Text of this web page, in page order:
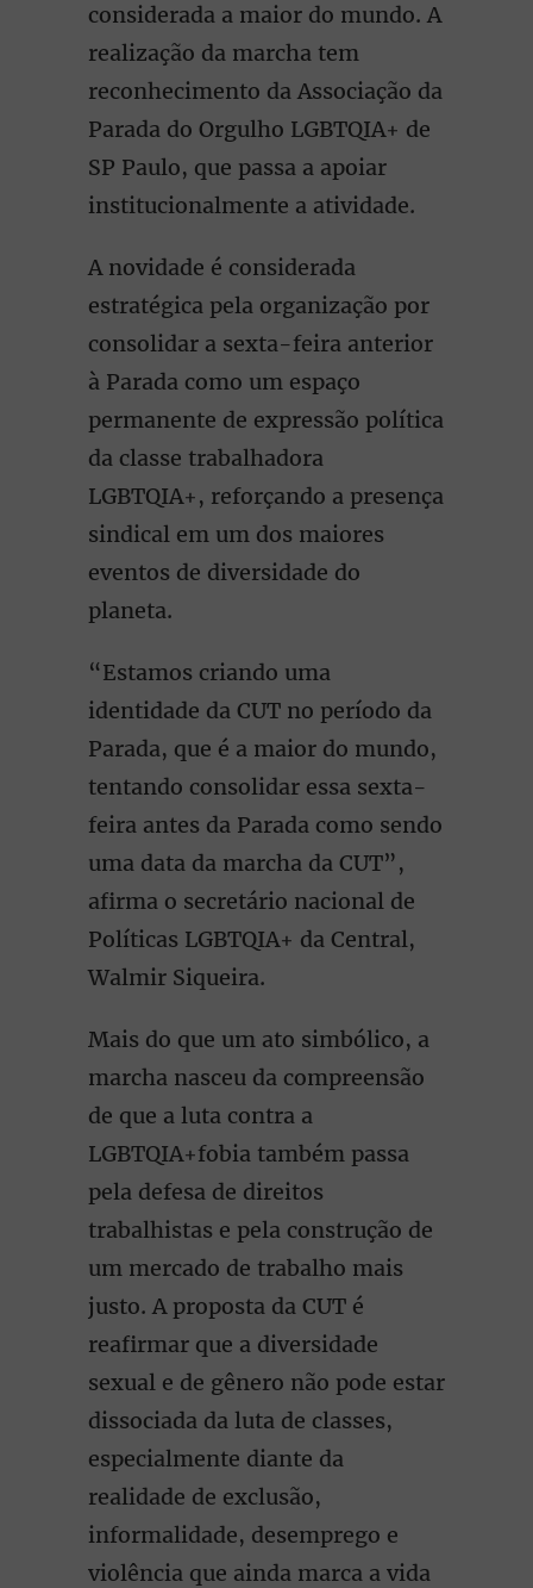
considerada a maior do mundo. A
realização da marcha tem
reconhecimento da Associação da
Parada do Orgulho LGBTQIA+ de
SP Paulo, que passa a apoiar
institucionalmente a atividade.
A novidade é considerada
estratégica pela organização por
consolidar a sexta-feira anterior
à Parada como um espaço
permanente de expressão política
da classe trabalhadora
LGBTQIA+, reforçando a presença
sindical em um dos maiores
eventos de diversidade do
planeta.
“Estamos criando uma
identidade da CUT no período da
Parada, que é a maior do mundo,
tentando consolidar essa sexta-
feira antes da Parada como sendo
uma data da marcha da CUT”,
afirma o secretário nacional de
Políticas LGBTQIA+ da Central,
Walmir Siqueira.
Mais do que um ato simbólico, a
marcha nasceu da compreensão
de que a luta contra a
LGBTQIA+fobia também passa
pela defesa de direitos
trabalhistas e pela construção de
um mercado de trabalho mais
justo. A proposta da CUT é
reafirmar que a diversidade
sexual e de gênero não pode estar
dissociada da luta de classes,
especialmente diante da
realidade de exclusão,
informalidade, desemprego e
violência que ainda marca a vida